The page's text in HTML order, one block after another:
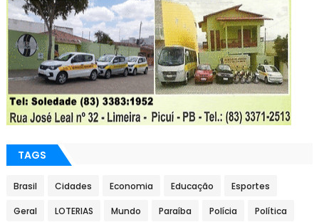
TAGS
Brasil Cidades Economia Educação Esportes
Geral LOTERIAS Mundo Paraíba Polícia Política